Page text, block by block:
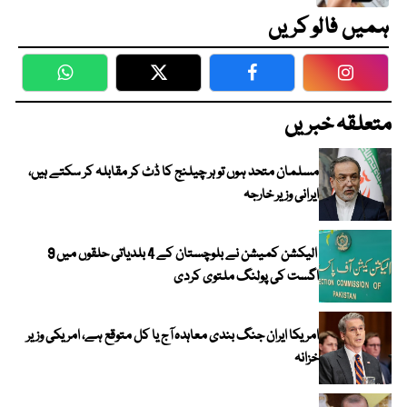
ہمیں فالو کریں
WhatsApp Twitter Facebook
متعلقہ خبریں
مسلمان متحد ہوں تو ہر چیلنج کا ڈٹ کر مقابلہ کر سکتے ہیں،
ایرانی وزیر خارجہ
الیکشن کمیشن نے بلوچستان کے 4 بلدیاتی حلقوں میں 9
اگست کی پولنگ ملتوی کردی
امریکا ایران جنگ بندی معاہدہ آج یا کل متوقع ہے، امریکی وزیر
خزانہ